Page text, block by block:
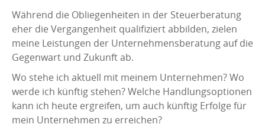
Während die Obliegenheiten in der Steuerberatung
eher die Vergangenheit qualifiziert abbilden, zielen
meine Leistungen der Unternehmensberatung auf die
Gegenwart und Zukunft ab.
Wo stehe ich aktuell mit meinem Unternehmen? Wo
werde ich künftig stehen? Welche Handlungsoptionen
kann ich heute ergreifen, um auch künftig Erfolge für
mein Unternehmen zu erreichen?